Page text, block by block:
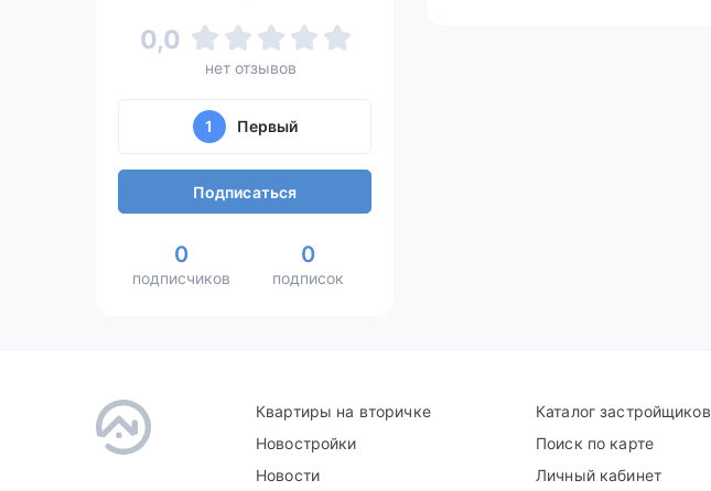
0,0
нет отзывов
1 Первый
Подписаться
0
подписчиков
0
подписок
Квартиры на вторичке
Новостройки
Новости
Каталог застройщиков
Поиск по карте
Личный кабинет